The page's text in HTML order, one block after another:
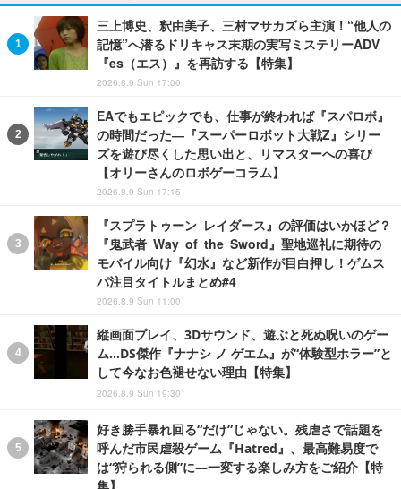
三上博史、釈由美子、三村マサカズら主演！“他人の
記憶”へ潜るドリキャス末期の実写ミステリーADV
『es（エス）』を再訪する【特集】
2026.8.9 Sun 17:00
EAでもエピックでも、仕事が終われば『スパロボ』
の時間だった―『スーパーロボット大戦Z』シリー
ズを遊び尽くした思い出と、リマスターへの喜び
【オリーさんのロボゲーコラム】
2026.8.9 Sun 17:15
『スプラトゥーン レイダース』の評価はいかほど？
『鬼武者 Way of the Sword』聖地巡礼に期待の
モバイル向け『幻水』など新作が目白押し！ゲムス
パ注目タイトルまとめ#4
2026.8.9 Sun 11:00
縦画面プレイ、3Dサウンド、遊ぶと死ぬ呪いのゲー
ム…DS傑作『ナナシ ノ ゲエム』が“体験型ホラー”と
して今なお色褪せない理由【特集】
2026.8.9 Sun 19:30
好き勝手暴れ回る“だけ”じゃない。残虐さで話題を
呼んだ市民虐殺ゲーム『Hatred』、最高難易度で
は“狩られる側”に―一変する楽しみ方をご紹介【特